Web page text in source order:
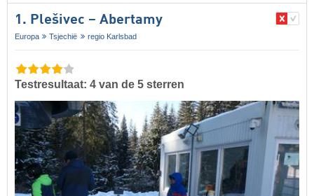
1. Plešivec – Abertamy
Europa Tsjechië regio Karlsbad
Testresultaat: 4 van de 5 sterren